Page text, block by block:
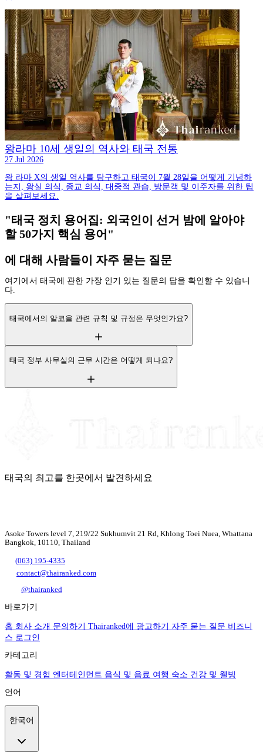
왕라마 10세 생일의 역사와 태국 전통
27 Jul 2026
왕 라마 X의 생일 역사를 탐구하고 태국이 7월 28일을 어떻게 기념하
는지, 왕실 의식, 종교 의식, 대중적 관습, 방문객 및 이주자를 위한 팁
을 살펴보세요.
"태국 정치 용어집: 외국인이 선거 밤에 알아야
할 50가지 핵심 용어"
에 대해 사람들이 자주 묻는 질문
여기에서 태국에 관한 가장 인기 있는 질문의 답을 확인할 수 있습니
다.
태국에서의 알코올 관련 규칙 및 규정은 무엇인가요?
태국 정부 사무실의 근무 시간은 어떻게 되나요?
태국의 최고를 한곳에서 발견하세요
Asoke Towers level 7, 219/22 Sukhumvit 21 Rd, Khlong Toei Nuea, Whattana
Bangkok, 10110, Thailand
(063) 195-4335
contact@thairanked.com
@thairanked
바로가기
홈 회사 소개 문의하기 Thairanked에 광고하기 자주 묻는 질문 비즈니
스 로그인
카테고리
활동 및 경험 엔터테인먼트 음식 및 음료 여행 숙소 건강 및 웰빙
언어
한국어